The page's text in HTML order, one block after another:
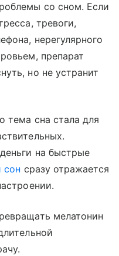
со сном. Если
тревоги,
нерегулярного
препарат
но не устранит
тема сна стала для
на быстрые
сон сразу отражается
мелатонин